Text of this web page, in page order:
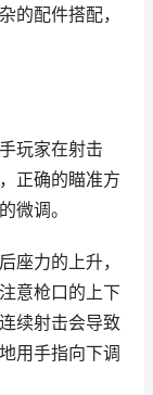
的配件搭配，
玩家在射击
正确的瞄准方
微调。
座力的上升，
意枪口的上下
续射击会导致
用手指向下调